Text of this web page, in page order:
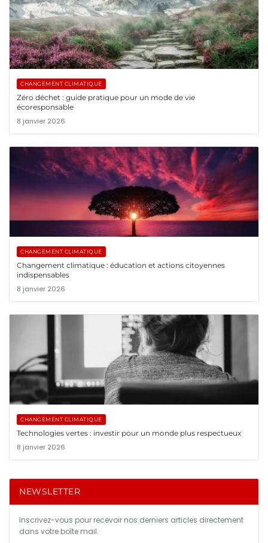
CHANGEMENT CLIMATIQUE
Zéro déchet : guide pratique pour un mode de vie
écoresponsable
8 janvier 2026
CHANGEMENT CLIMATIQUE
Changement climatique : éducation et actions citoyennes
indispensables
8 janvier 2026
CHANGEMENT CLIMATIQUE
Technologies vertes : investir pour un monde plus respectueux
8 janvier 2026
NEWSLETTER
Inscrivez-vous pour recevoir nos derniers articles directement
dans votre boîte mail.